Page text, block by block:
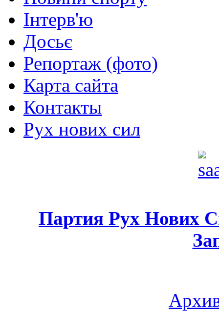
Інтерв'ю
Досьє
Репортаж (фото)
Карта сайта
Контакты
Рух нових сил
Партия Рух Нових